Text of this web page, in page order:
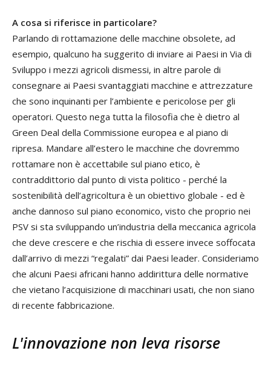
A cosa si riferisce in particolare?
Parlando di rottamazione delle macchine obsolete, ad
esempio, qualcuno ha suggerito di inviare ai Paesi in Via di
Sviluppo i mezzi agricoli dismessi, in altre parole di
consegnare ai Paesi svantaggiati macchine e attrezzature
che sono inquinanti per l’ambiente e pericolose per gli
operatori. Questo nega tutta la filosofia che è dietro al
Green Deal della Commissione europea e al piano di
ripresa. Mandare all’estero le macchine che dovremmo
rottamare non è accettabile sul piano etico, è
contraddittorio dal punto di vista politico - perché la
sostenibilità dell’agricoltura è un obiettivo globale - ed è
anche dannoso sul piano economico, visto che proprio nei
PSV si sta sviluppando un’industria della meccanica agricola
che deve crescere e che rischia di essere invece soffocata
dall’arrivo di mezzi “regalati” dai Paesi leader. Consideriamo
che alcuni Paesi africani hanno addirittura delle normative
che vietano l’acquisizione di macchinari usati, che non siano
di recente fabbricazione.
L'innovazione non leva risorse